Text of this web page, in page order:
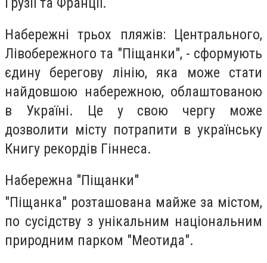
Набережні трьох пляжів: Центрального,
Лівобережного та "Піщанки", - сформують
єдину берегову лінію, яка може стати
найдовшою набережною, облаштованою
в Україні. Це у свою чергу може
дозволити місту потрапити в українську
Книгу рекордів Гіннеса.
Набережна "Піщанки"
"Піщанка" розташована майже за містом,
по сусідству з унікальним національним
природним парком "Меотида".